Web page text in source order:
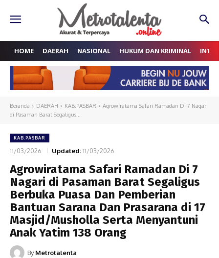
HOME DAERAH NASIONAL HUKUM DAN KRIMINAL
Beranda DAERAH KAB.PASBAR
Agrowiratama Safari Ramadan Di 7 Nagari
di Pasaman Barat Segaligus...
KAB.PASBAR
11/03/2026 Updated:11/03/2026
Agrowiratama Safari Ramadan Di 7
Nagari di Pasaman Barat Segaligus
Berbuka Puasa Dan Pemberian
Bantuan Sarana Dan Prasarana di 17
Masjid/Musholla Serta Menyantuni
Anak Yatim 138 Orang
By Metrotalenta